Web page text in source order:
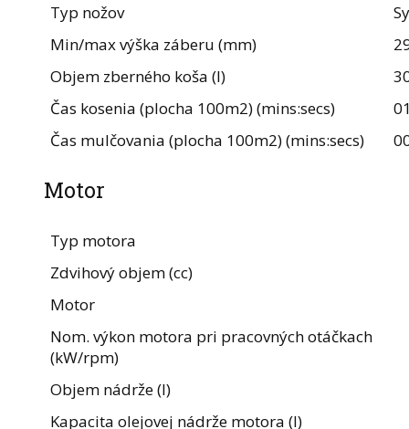
Typ nožov
Min/max výška záberu (mm)
Objem zberného koša (l)
Čas kosenia (plocha 100m2) (mins:secs)
Čas mulčovania (plocha 100m2) (mins:secs)
Motor
Typ motora
Zdvihový objem (cc)
Motor
Nom. výkon motora pri pracovných otáčkach
(kW/rpm)
Objem nádrže (l)
Kapacita olejovej nádrže motora (l)